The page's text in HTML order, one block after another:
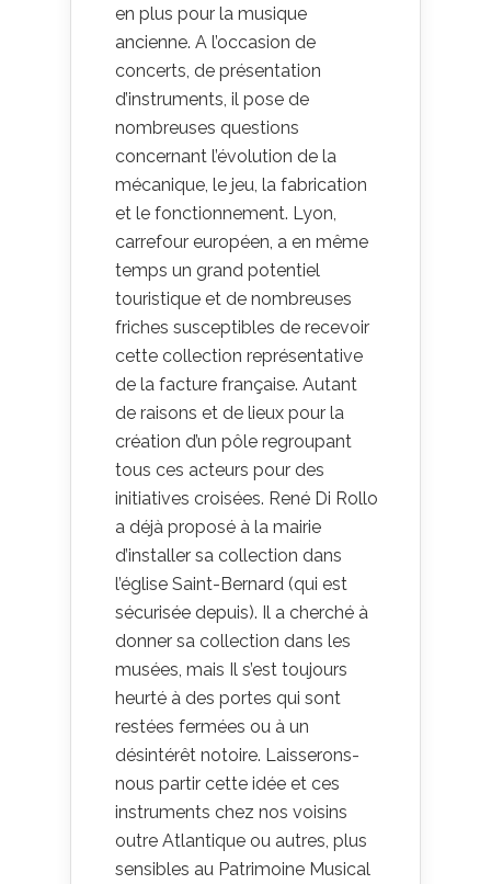
en plus pour la musique
ancienne. A l’occasion de
concerts, de présentation
d’instruments, il pose de
nombreuses questions
concernant l’évolution de la
mécanique, le jeu, la fabrication
et le fonctionnement. Lyon,
carrefour européen, a en même
temps un grand potentiel
touristique et de nombreuses
friches susceptibles de recevoir
cette collection représentative
de la facture française. Autant
de raisons et de lieux pour la
création d’un pôle regroupant
tous ces acteurs pour des
initiatives croisées. René Di Rollo
a déjà proposé à la mairie
d’installer sa collection dans
l’église Saint-Bernard (qui est
sécurisée depuis). Il a cherché à
donner sa collection dans les
musées, mais Il s’est toujours
heurté à des portes qui sont
restées fermées ou à un
désintérêt notoire. Laisserons-
nous partir cette idée et ces
instruments chez nos voisins
outre Atlantique ou autres, plus
sensibles au Patrimoine Musical